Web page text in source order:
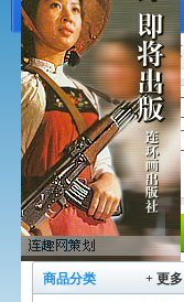
您现在的位置：商城首页
用户名：
密 码：
商品分类 + 更多